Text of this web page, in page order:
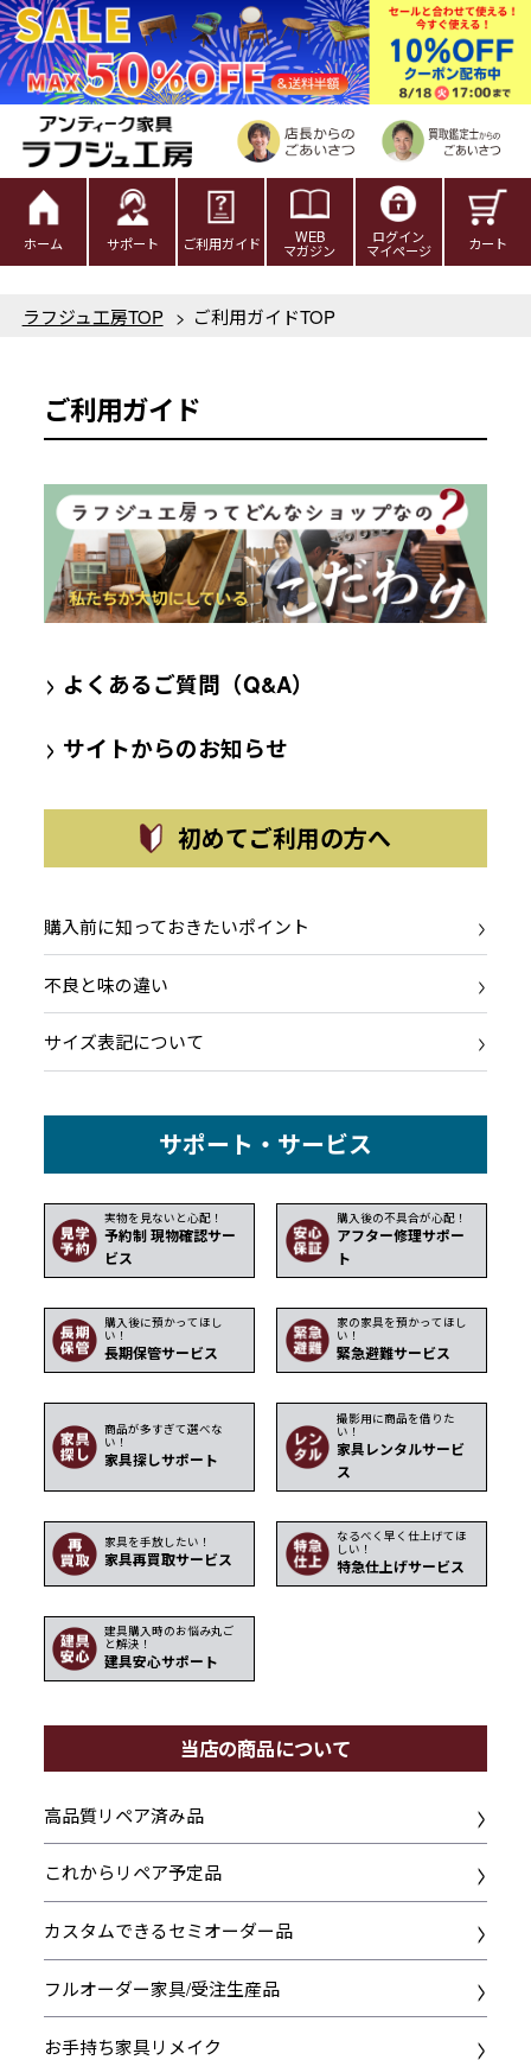
ホーム サポート ご利用ガイド WEB
マガジン
ログイン
マイページ カート
ラフジュ工房TOP > ご利用ガイドTOP
ご利用ガイド
> よくあるご質問（Q&A）
> サイトからのお知らせ
初めてご利用の方へ
購入前に知っておきたいポイント
不良と味の違い
サイズ表記について
サポート・サービス
実物を見ないと心配！
予約制 現物確認サー
ビス
購入後の不具合が心配！
アフター修理サポー
ト
購入後に預かってほし
い！
長期保管サービス
家の家具を預かってほし
い！
緊急避難サービス
商品が多すぎて選べな
い！
家具探しサポート
撮影用に商品を借りた
い！
家具レンタルサービ
ス
家具を手放したい！
家具再買取サービス
なるべく早く仕上げてほ
しい！
特急仕上げサービス
建具購入時のお悩み丸ご
と解決！
建具安心サポート
当店の商品について
高品質リペア済み品
これからリペア予定品
カスタムできるセミオーダー品
フルオーダー家具/受注生産品
お手持ち家具リメイク